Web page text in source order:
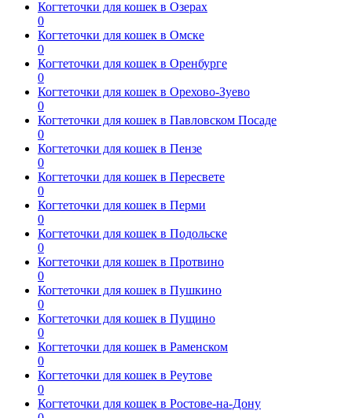
Когтеточки для кошек в Озерах
0
Когтеточки для кошек в Омске
0
Когтеточки для кошек в Оренбурге
0
Когтеточки для кошек в Орехово-Зуево
0
Когтеточки для кошек в Павловском Посаде
0
Когтеточки для кошек в Пензе
0
Когтеточки для кошек в Пересвете
0
Когтеточки для кошек в Перми
0
Когтеточки для кошек в Подольске
0
Когтеточки для кошек в Протвино
0
Когтеточки для кошек в Пушкино
0
Когтеточки для кошек в Пущино
0
Когтеточки для кошек в Раменском
0
Когтеточки для кошек в Реутове
0
Когтеточки для кошек в Ростове-на-Дону